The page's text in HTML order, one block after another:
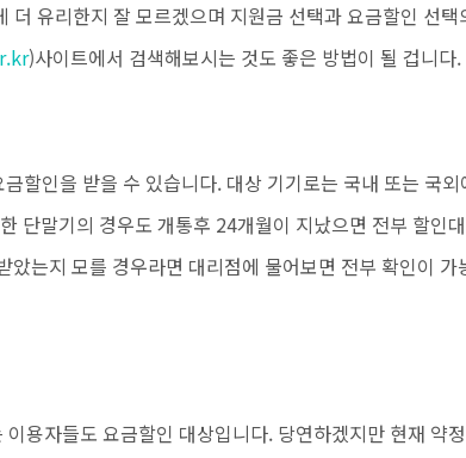
유리한지 잘 모르겠으며 지원금 선택과 요금할인 선택
)사이트에서 검색해보시는 것도 좋은 방법이 될 겁니다.
할인을 받을 수 있습니다. 대상 기기로는 국내 또는 국외
단말기의 경우도 개통후 24개월이 지났으면 전부 할인대
는지 모를 경우라면 대리점에 물어보면 전부 확인이 가
용자들도 요금할인 대상입니다. 당연하겠지만 현재 약정